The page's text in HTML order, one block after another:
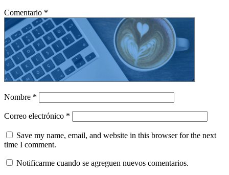
Comentario *
Nombre *
Correo electrónico *
Save my name, email, and website in this browser for the next
time I comment.
Notificarme cuando se agreguen nuevos comentarios.